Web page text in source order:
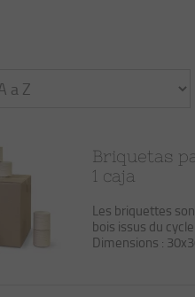
Briquetas
1 caja
Les briquettes
bois issus du
Dimensions :